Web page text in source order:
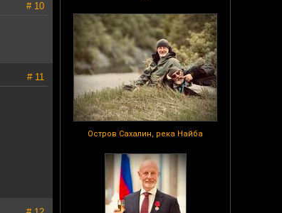
Остров Сахалин, река Найба
# 10
# 11